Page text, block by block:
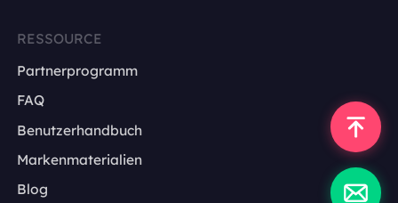
RESSOURCE
Partnerprogramm
FAQ
Benutzerhandbuch
Markenmaterialien
Blog